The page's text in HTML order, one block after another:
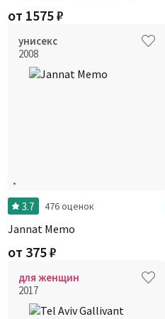
от 1575₽
унисекс
2008
3.7 476 оценок
Jannat Memo
от 375₽
для женщин
2017